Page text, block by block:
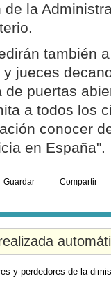
la
también
jueces
de puertas
a todos los
conocer
en España".
Guardar Compartir
y perdedores de la